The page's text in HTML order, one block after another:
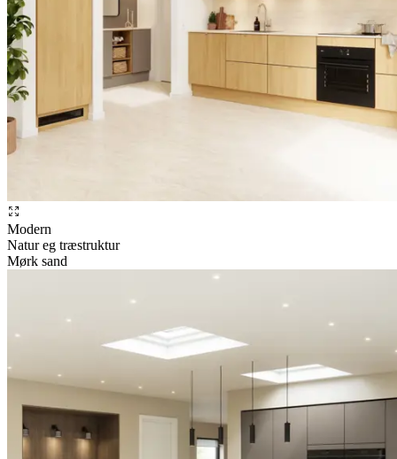
Modern
Natur eg træstruktur
Mørk sand